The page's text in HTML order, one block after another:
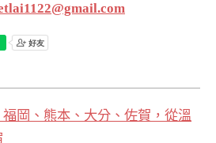
岡、熊本、大分、佐賀，從溫